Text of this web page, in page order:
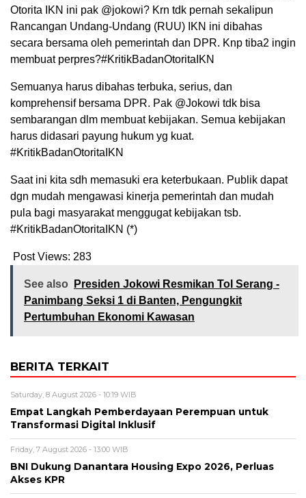
Otorita IKN ini pak @jokowi? Krn tdk pernah sekalipun
Rancangan Undang-Undang (RUU) IKN ini dibahas
secara bersama oleh pemerintah dan DPR. Knp tiba2 ingin
membuat perpres?#KritikBadanOtoritaIKN
Semuanya harus dibahas terbuka, serius, dan
komprehensif bersama DPR. Pak @Jokowi tdk bisa
sembarangan dlm membuat kebijakan. Semua kebijakan
harus didasari payung hukum yg kuat.
#KritikBadanOtoritaIKN
Saat ini kita sdh memasuki era keterbukaan. Publik dapat
dgn mudah mengawasi kinerja pemerintah dan mudah
pula bagi masyarakat menggugat kebijakan tsb.
#KritikBadanOtoritaIKN (*)
Post Views: 283
See also
Presiden Jokowi Resmikan Tol Serang -
Panimbang Seksi 1 di Banten, Pengungkit
Pertumbuhan Ekonomi Kawasan
BERITA TERKAIT
Saturday, 8 August 2026 - 10:19 WIB
Empat Langkah Pemberdayaan Perempuan untuk
Transformasi Digital Inklusif
Friday, 7 August 2026 - 13:00 WIB
BNI Dukung Danantara Housing Expo 2026, Perluas
Akses KPR